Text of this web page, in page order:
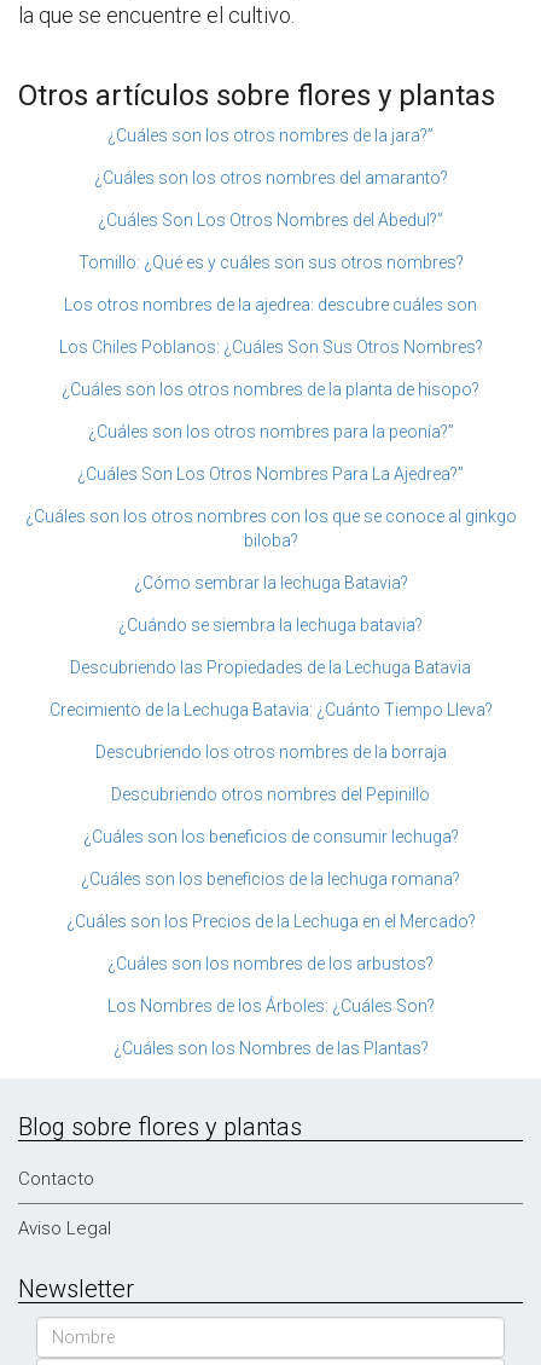
la que se encuentre el cultivo.
Otros artículos sobre flores y plantas
¿Cuáles son los otros nombres de la jara?”
¿Cuáles son los otros nombres del amaranto?
¿Cuáles Son Los Otros Nombres del Abedul?”
Tomillo: ¿Qué es y cuáles son sus otros nombres?
Los otros nombres de la ajedrea: descubre cuáles son
Los Chiles Poblanos: ¿Cuáles Son Sus Otros Nombres?
¿Cuáles son los otros nombres de la planta de hisopo?
¿Cuáles son los otros nombres para la peonía?”
¿Cuáles Son Los Otros Nombres Para La Ajedrea?”
¿Cuáles son los otros nombres con los que se conoce al ginkgo
biloba?
¿Cómo sembrar la lechuga Batavia?
¿Cuándo se siembra la lechuga batavia?
Descubriendo las Propiedades de la Lechuga Batavia
Crecimiento de la Lechuga Batavia: ¿Cuánto Tiempo Lleva?
Descubriendo los otros nombres de la borraja
Descubriendo otros nombres del Pepinillo
¿Cuáles son los beneficios de consumir lechuga?
¿Cuáles son los beneficios de la lechuga romana?
¿Cuáles son los Precios de la Lechuga en el Mercado?
¿Cuáles son los nombres de los arbustos?
Los Nombres de los Árboles: ¿Cuáles Son?
¿Cuáles son los Nombres de las Plantas?
Blog sobre flores y plantas
Contacto
Aviso Legal
Newsletter
Nombre